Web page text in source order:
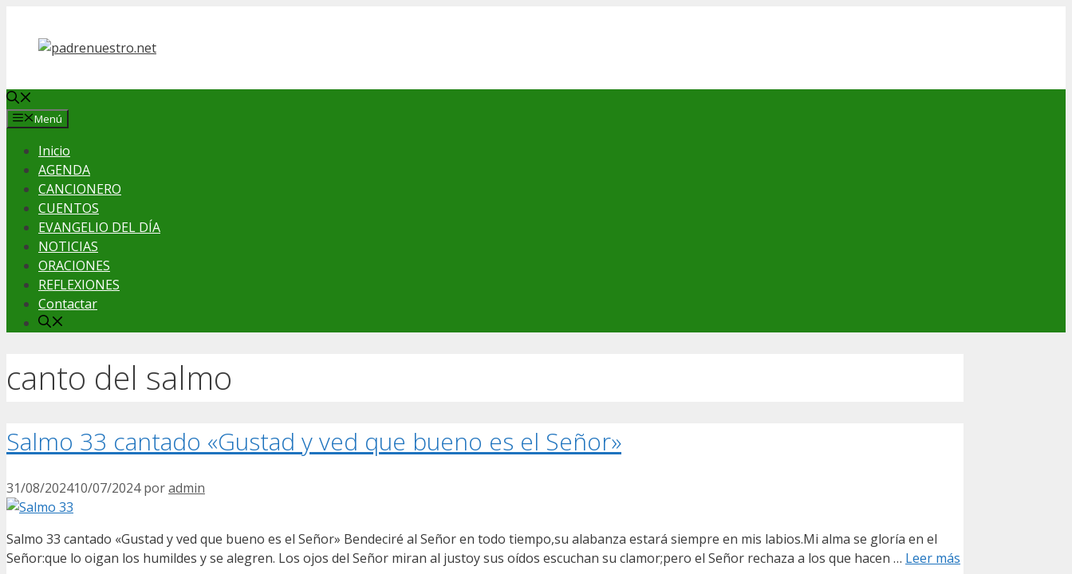
contenido
Menú
Inicio
AGENDA
CANCIONERO
CUENTOS
EVANGELIO DEL DÍA
NOTICIAS
ORACIONES
REFLEXIONES
Contactar
canto del salmo
Salmo 33 cantado «Gustad y ved que bueno es el Señor»
31/08/202410/07/2024 poradmin
Salmo 33 cantado «Gustad y ved que bueno es el Señor» Bendeciré al Señor en todo tiempo,su alabanza estará siempre en mis labios.Mi alma se gloría en el
Señor:que lo oigan los humildes y se alegren. Los ojos del Señor miran al justoy sus oídos escuchan su clamor;pero el Señor rechaza a los que hacen … Leer más